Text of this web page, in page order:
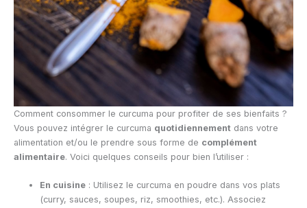
Comment consommer le curcuma pour profiter de ses bienfaits ?
Vous pouvez intégrer le curcuma quotidiennement dans votre
alimentation et/ou le prendre sous forme de complément
alimentaire. Voici quelques conseils pour bien l’utiliser :
En cuisine : Utilisez le curcuma en poudre dans vos plats
(curry, sauces, soupes, riz, smoothies, etc.). Associez